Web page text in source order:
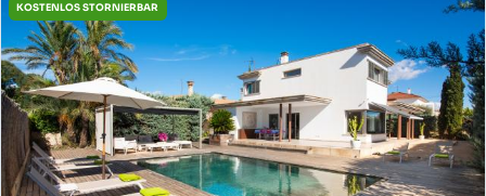
KOSTENLOS STORNIERBAR